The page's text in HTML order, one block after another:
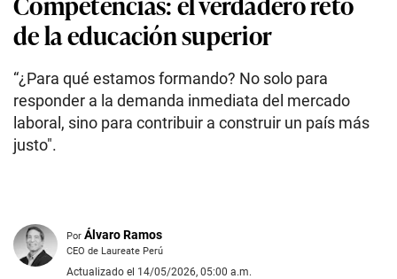
de la educación superior
“¿Para qué estamos formando? No solo para
responder a la demanda inmediata del mercado
laboral, sino para contribuir a construir un país más
justo".
Por Álvaro Ramos
CEO de Laureate Perú
Actualizado el 14/05/2026, 05:00 a.m.